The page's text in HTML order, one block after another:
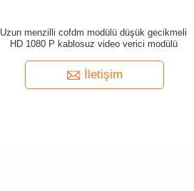
Uzun menzilli cofdm modülü düşük gecikmeli
HD 1080 P kablosuz video verici modülü
İletişim